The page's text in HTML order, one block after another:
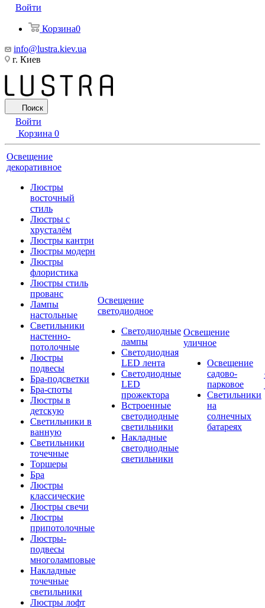
Войти
Корзина0
info@lustra.kiev.ua
г. Киев
Поиск
Войти
Корзина 0
Освещение
декоративное
Люстры
восточный
стиль
Люстры с
хрусталём
Люстры кантри
Люстры модерн
Люстры
флористика
Люстры стиль
прованс
Лампы
настольные
Светильники
настенно-
потолочные
Люстры
подвесы
Бра-подсветки
Бра-споты
Люстры в
детскую
Светильники в
ванную
Светильники
точечные
Торшеры
Бра
Люстры
классические
Люстры свечи
Люстры
припотолочные
Люстры-
подвесы
многоламповые
Накладные
точечные
светильники
Люстры лофт
Освещение
светодиодное
Светодиодные
лампы
Светодиодная
LED лента
Светодиодные
LED
прожектора
Встроенные
светодиодные
светильники
Накладные
светодиодные
светильники
Освещение
уличное
Освещение
садово-
парковое
Светильники
на
солнечных
батареях